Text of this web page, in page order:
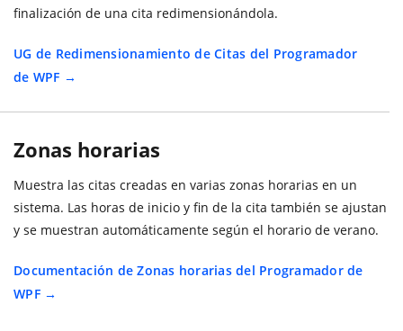
finalización de una cita redimensionándola.
UG de Redimensionamiento de Citas del Programador
de WPF
Zonas horarias
Muestra las citas creadas en varias zonas horarias en un
sistema. Las horas de inicio y fin de la cita también se ajustan
y se muestran automáticamente según el horario de verano.
Documentación de Zonas horarias del Programador de
WPF